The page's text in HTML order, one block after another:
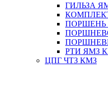
ГИЛЬЗА
ПОРШЕНЬ
РТИ ЯМЗ
ЦПГ ЧТЗ КМЗ